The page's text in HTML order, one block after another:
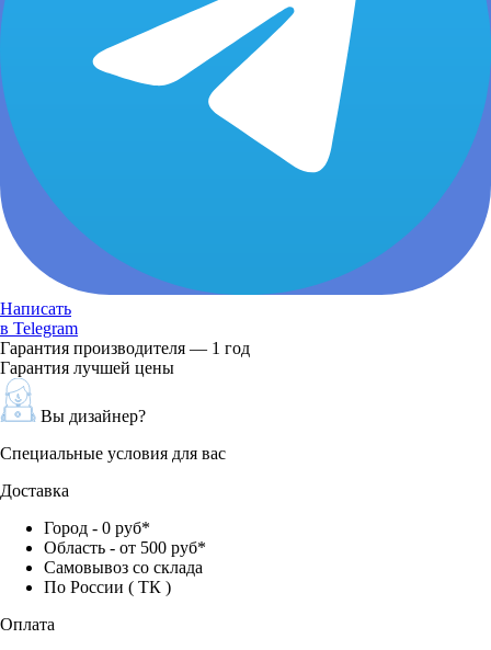
Написать
в Telegram
Гарантия производителя — 1 год
Гарантия лучшей цены
Вы дизайнер?
Специальные условия для вас
Доставка
Город - 0 руб*
Область - от 500 руб*
Самовывоз со склада
По России ( ТК )
Оплата